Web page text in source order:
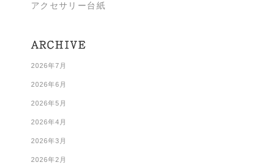
アクセサリー台紙
2026年7月
2026年6月
2026年5月
2026年4月
2026年3月
2026年2月